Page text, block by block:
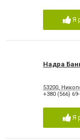
Я
Надра
53200,
+380 (566)
Я